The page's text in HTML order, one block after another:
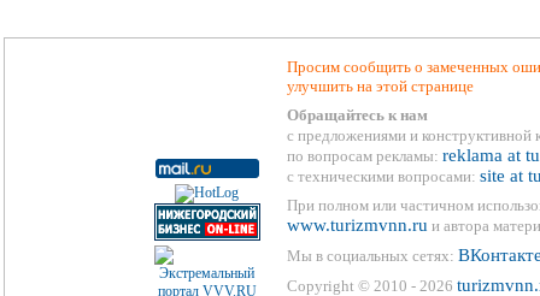
Просим сообщить о замеченных
улучшить на этой странице
Обращайтесь к нам
с предложениями и конструктивной
по вопросам рекламы: reklama at
с техническими вопросами: site at
При полном или частичном
www.turizmvnn.ru и автора
Мы в социальных сетях:
Copyright © 2010 - 2026